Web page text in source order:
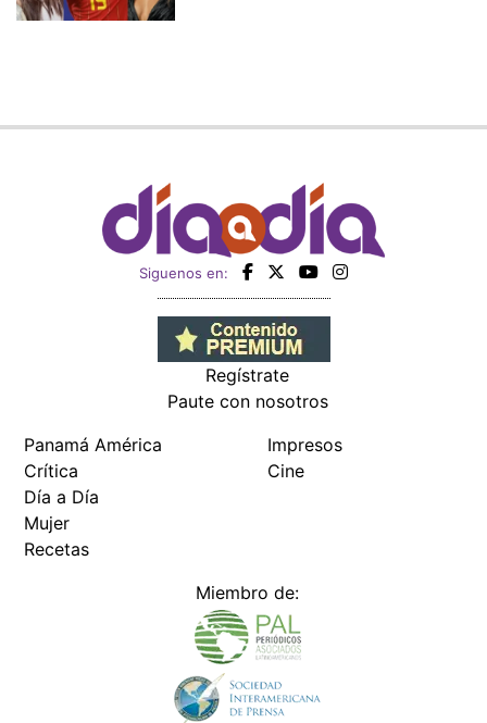
Siguenos en:
Regístrate
Paute con nosotros
Panamá América
Crítica
Día a Día
Mujer
Recetas
Impresos
Cine
Miembro de: